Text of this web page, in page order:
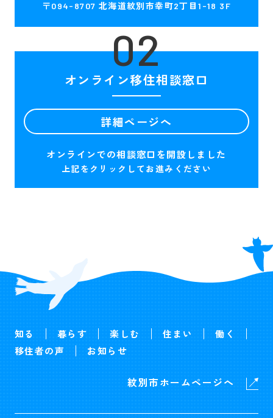
〒094-8707 北海道紋別市幸町2丁目1-18 3F
02
オンライン移住相談窓口
詳細ページへ
オンラインでの相談窓口を開設しました
上記をクリックしてお進みください
知る 暮らす 楽しむ 住まい
働く
移住者の声
お知らせ
紋別市ホームページへ